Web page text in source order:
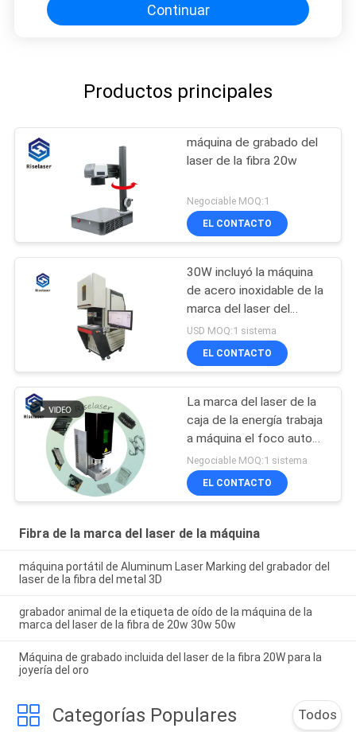
Continuar
Productos principales
máquina de grabado del
laser de la fibra 20w
Negociable MOQ:1
EL CONTACTO
30W incluyó la máquina
de acero inoxidable de la
marca del laser del
banco de trabajo grande
para los metales
USD MOQ:1 sistema
EL CONTACTO
La marca del laser de la
caja de la energía trabaja
a máquina el foco auto
10000mm/S para el anillo
de la joyería
Negociable MOQ:1 sistema
EL CONTACTO
Fibra de la marca del laser de la máquina
máquina portátil de Aluminum Laser Marking del grabador del
laser de la fibra del metal 3D
grabador animal de la etiqueta de oído de la máquina de la
marca del laser de la fibra de 20w 30w 50w
Máquina de grabado incluida del laser de la fibra 20W para la
joyería del oro
Categorías Populares Todos